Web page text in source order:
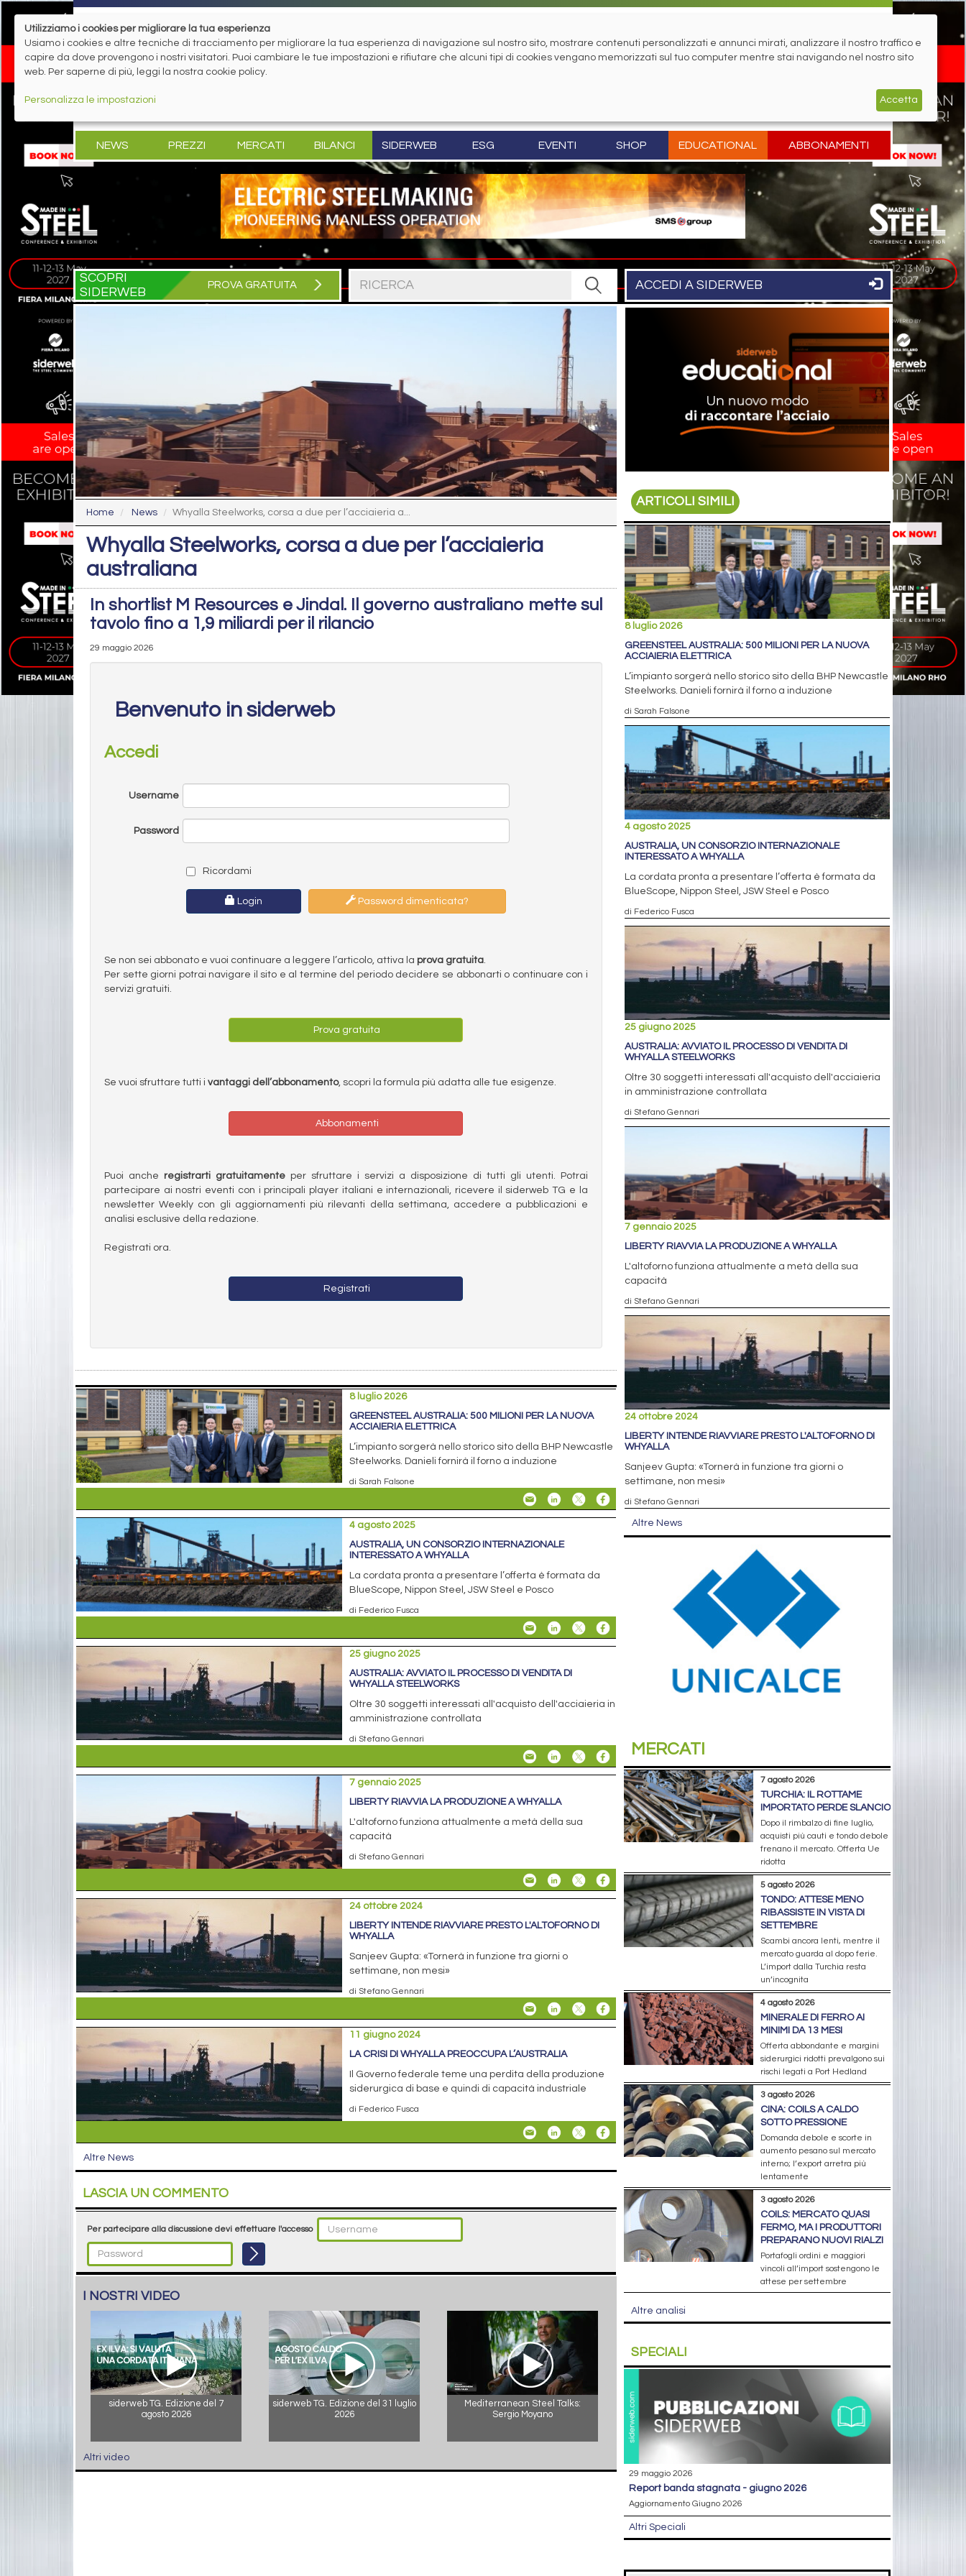
NEWS PREZZI MERCATI BILANCI SIDERWEB ESG EVENTI SHOP EDUCATIONAL ABBONAMENTI
SCOPRI
SIDERWEB
PROVA GRATUITA ACCEDI A SIDERWEB
Home News Whyalla Steelworks, corsa a due per l’acciaieria a...
Whyalla Steelworks, corsa a due per l’acciaieria
australiana
In shortlist M Resources e Jindal. Il governo australiano mette sul
tavolo fino a 1,9 miliardi per il rilancio
29 maggio 2026
Benvenuto in siderweb
Accedi
Username
Password
Ricordami
Login Password dimenticata?
Se non sei abbonato e vuoi continuare a leggere l’articolo, attiva la prova gratuita.
Per sette giorni potrai navigare il sito e al termine del periodo decidere se abbonarti o continuare con i
servizi gratuiti.
Prova gratuita
Se vuoi sfruttare tutti i vantaggi dell’abbonamento, scopri la formula più adatta alle tue esigenze.
Abbonamenti
Puoi anche registrarti gratuitamenteper sfruttare i servizi a disposizione di tutti gli utenti. Potrai
partecipare ai nostri eventi con i principali player italiani e internazionali, ricevere il siderweb TG e la
newsletter Weekly con gli aggiornamenti più rilevanti della settimana, accedere a pubblicazioni e
analisi esclusive della redazione.
Registrati ora.
Registrati
8 luglio 2026
GREENSTEEL AUSTRALIA: 500 MILIONI PER LA NUOVA
ACCIAIERIA ELETTRICA
L’impianto sorgerà nello storico sito della BHP Newcastle
Steelworks. Danieli fornirà il forno a induzione
di Sarah Falsone
4 agosto 2025
AUSTRALIA, UN CONSORZIO INTERNAZIONALE
INTERESSATO A WHYALLA
La cordata pronta a presentare l’offerta è formata da
BlueScope, Nippon Steel, JSW Steel e Posco
di Federico Fusca
25 giugno 2025
AUSTRALIA: AVVIATO IL PROCESSO DI VENDITA DI
WHYALLA STEELWORKS
Oltre 30 soggetti interessati all'acquisto dell'acciaieria in
amministrazione controllata
di Stefano Gennari
7 gennaio 2025
LIBERTY RIAVVIA LA PRODUZIONE A WHYALLA
L'altoforno funziona attualmente a metà della sua
capacità
di Stefano Gennari
24 ottobre 2024
LIBERTY INTENDE RIAVVIARE PRESTO L'ALTOFORNO DI
WHYALLA
Sanjeev Gupta: «Tornerà in funzione tra giorni o
settimane, non mesi»
di Stefano Gennari
11 giugno 2024
LA CRISI DI WHYALLA PREOCCUPA L’AUSTRALIA
Il Governo federale teme una perdita della produzione
siderurgica di base e quindi di capacità industriale
di Federico Fusca
Altre News
LASCIA UN COMMENTO
Per partecipare alla discussione devi effettuare l'accesso
I NOSTRI VIDEO
siderweb TG. Edizione del 7
agosto 2026
siderweb TG. Edizione del 31 luglio
2026
Mediterranean Steel Talks:
Sergio Moyano
Altri video
ARTICOLI SIMILI
8 luglio 2026
GREENSTEEL AUSTRALIA: 500 MILIONI PER LA NUOVA
ACCIAIERIA ELETTRICA
L’impianto sorgerà nello storico sito della BHP Newcastle
Steelworks. Danieli fornirà il forno a induzione
di Sarah Falsone
4 agosto 2025
AUSTRALIA, UN CONSORZIO INTERNAZIONALE
INTERESSATO A WHYALLA
La cordata pronta a presentare l’offerta è formata da
BlueScope, Nippon Steel, JSW Steel e Posco
di Federico Fusca
25 giugno 2025
AUSTRALIA: AVVIATO IL PROCESSO DI VENDITA DI
WHYALLA STEELWORKS
Oltre 30 soggetti interessati all'acquisto dell'acciaieria
in amministrazione controllata
di Stefano Gennari
7 gennaio 2025
LIBERTY RIAVVIA LA PRODUZIONE A WHYALLA
L'altoforno funziona attualmente a metà della sua
capacità
di Stefano Gennari
24 ottobre 2024
LIBERTY INTENDE RIAVVIARE PRESTO L'ALTOFORNO DI
WHYALLA
Sanjeev Gupta: «Tornerà in funzione tra giorni o
settimane, non mesi»
di Stefano Gennari
Altre News
MERCATI
7 agosto 2026
TURCHIA: IL ROTTAME
IMPORTATO PERDE SLANCIO
Dopo il rimbalzo di fine luglio,
acquisti più cauti e tondo debole
frenano il mercato. Offerta Ue
ridotta
5 agosto 2026
TONDO: ATTESE MENO
RIBASSISTE IN VISTA DI
SETTEMBRE
Scambi ancora lenti, mentre il
mercato guarda al dopo ferie.
L’import dalla Turchia resta
un’incognita
4 agosto 2026
MINERALE DI FERRO AI
MINIMI DA 13 MESI
Offerta abbondante e margini
siderurgici ridotti prevalgono sui
rischi legati a Port Hedland
3 agosto 2026
CINA: COILS A CALDO
SOTTO PRESSIONE
Domanda debole e scorte in
aumento pesano sul mercato
interno; l’export arretra più
lentamente
3 agosto 2026
COILS: MERCATO QUASI
FERMO, MA I PRODUTTORI
PREPARANO NUOVI RIALZI
Portafogli ordini e maggiori
vincoli all’import sostengono le
attese per settembre
Altre analisi
SPECIALI
29 maggio 2026
report banda stagnata - giugno 2026
Aggiornamento Giugno 2026
Altri Speciali
Utilizziamo i cookies per migliorare la tua esperienza
Usiamo i cookies e altre tecniche di tracciamento per migliorare la tua esperienza di navigazione sul nostro sito, mostrare contenuti personalizzati e annunci mirati, analizzare il nostro traffico e
capire da dove provengono i nostri visitatori. Puoi cambiare le tue impostazioni e rifiutare che alcuni tipi di cookies vengano memorizzati sul tuo computer mentre stai navigando nel nostro sito
web. Per saperne di più, leggi la nostra cookie policy.
Personalizza le impostazioni Accetta